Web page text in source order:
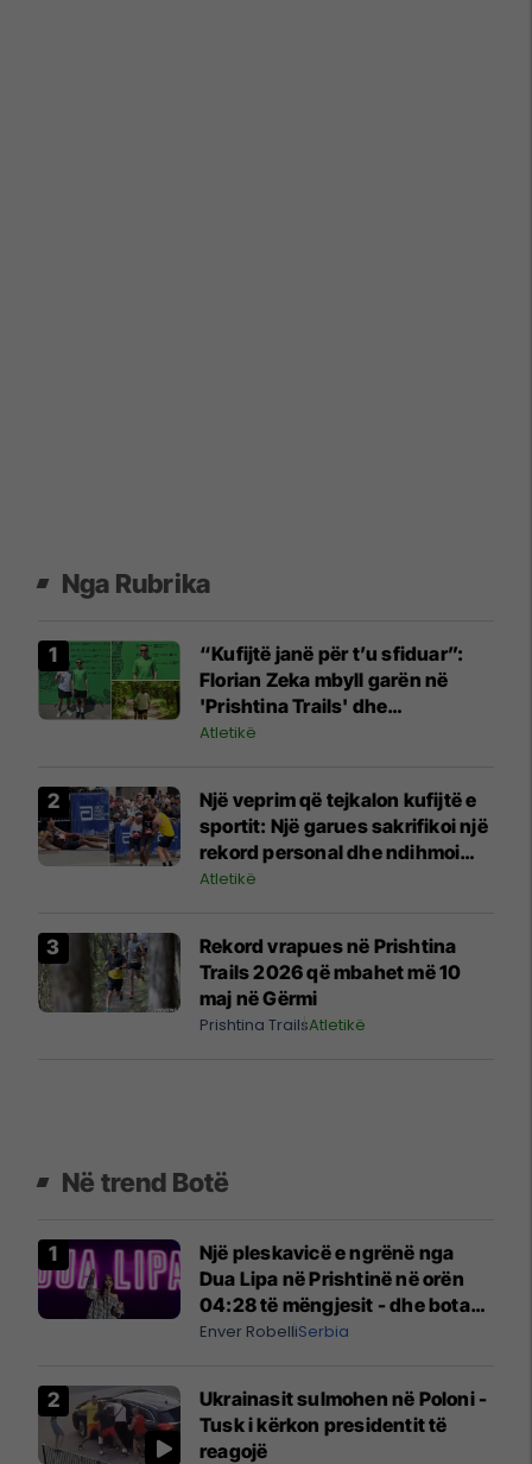
Nga Rubrika
“Kufijtë janë për t’u sfiduar”:
Florian Zeka mbyll garën në
'Prishtina Trails' dhe
përmirëson renditjen me 35
Atletikë
Një veprim që tejkalon kufijtë e
sportit: Një garues sakrifikoi një
rekord personal dhe ndihmoi
kundërshtarin që u rrëzua
Atletikë
Rekord vrapues në Prishtina
Trails 2026 që mbahet më 10
maj në Gërmi
Prishtina TrailsAtletikë
Në trend Botë
Një pleskavicë e ngrënë nga
Dua Lipa në Prishtinë në orën
04:28 të mëngjesit - dhe bota
digjitale serbe shpall gjendjen e
Enver RobelliSerbia
Ukrainasit sulmohen në Poloni -
Tusk i kërkon presidentit të
reagojë